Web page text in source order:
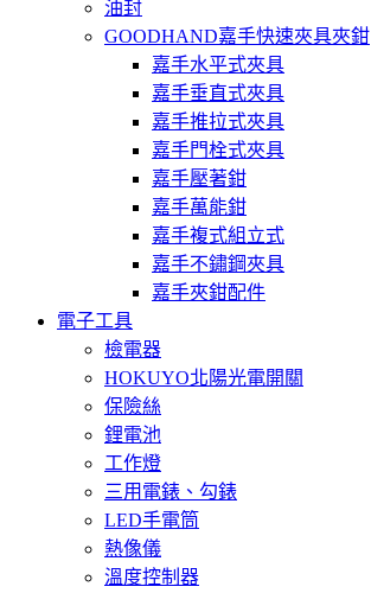
油封
GOODHAND嘉手快速夾具夾鉗
嘉手水平式夾具
嘉手垂直式夾具
嘉手推拉式夾具
嘉手門栓式夾具
嘉手壓著鉗
嘉手萬能鉗
嘉手複式組立式
嘉手不鏽鋼夾具
嘉手夾鉗配件
電子工具
檢電器
HOKUYO北陽光電開關
保險絲
鋰電池
工作燈
三用電錶、勾錶
LED手電筒
熱像儀
溫度控制器